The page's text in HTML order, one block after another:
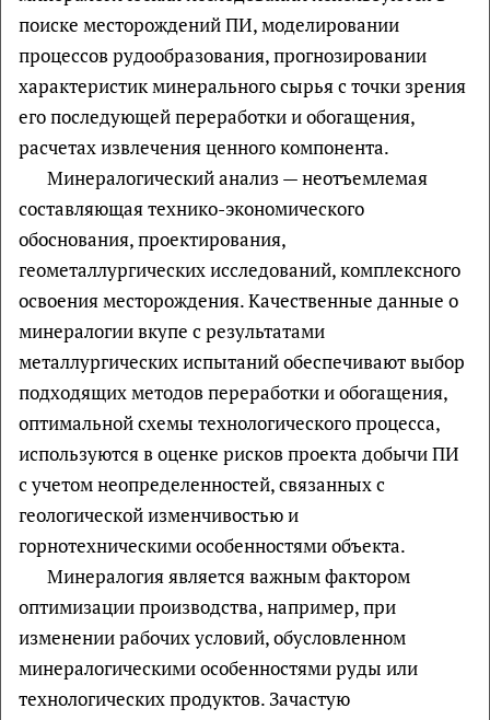
поиске месторождений ПИ, моделировании
процессов рудообразования, прогнозировании
характеристик минерального сырья с точки зрения
его последующей переработки и обогащения,
расчетах извлечения ценного компонента.
Минералогический анализ — неотъемлемая
составляющая технико-экономического
обоснования, проектирования,
геометаллургических исследований, комплексного
освоения месторождения. Качественные данные о
минералогии вкупе с результатами
металлургических испытаний обеспечивают выбор
подходящих методов переработки и обогащения,
оптимальной схемы технологического процесса,
используются в оценке рисков проекта добычи ПИ
с учетом неопределенностей, связанных с
геологической изменчивостью и
горнотехническими особенностями объекта.
Минералогия является важным фактором
оптимизации производства, например, при
изменении рабочих условий, обусловленном
минералогическими особенностями руды или
технологических продуктов. Зачастую